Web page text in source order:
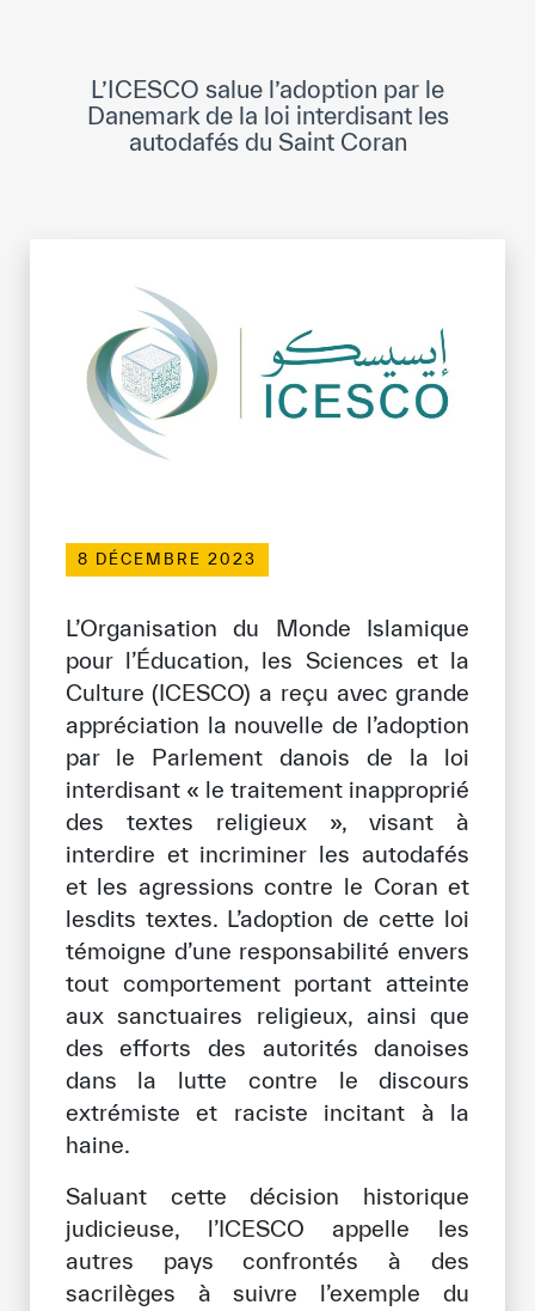
Normes Internationales de Qualité et
d’Excellence
Secrétariat Général
Partenariats
Notre impact
Musées et Expositions
Actualités et événements
Communiqués de presse
Événements
Réseaux Sociaux de l’ICESCO
Contact
Contact
Bureaux de l’ICESCO
S’engager
Notre méthode de travail
S’engager
Rejoignez la famille de l’ICESCO
Pour les fournisseurs
Devenir partenaire
L’ICESCO salue l’adoption par le
Danemark de la loi interdisant les
autodafés du Saint Coran
8 DÉCEMBRE 2023
L’Organisation du Monde Islamique
pour l’Éducation, les Sciences et la
Culture (ICESCO) a reçu avec grande
appréciation la nouvelle de l’adoption
par le Parlement danois de la loi
interdisant « le traitement inapproprié
des textes religieux », visant à
interdire et incriminer les autodafés
et les agressions contre le Coran et
lesdits textes. L’adoption de cette loi
témoigne d’une responsabilité envers
tout comportement portant atteinte
aux sanctuaires religieux, ainsi que
des efforts des autorités danoises
dans la lutte contre le discours
extrémiste et raciste incitant à la
haine.
Saluant cette décision historique
judicieuse, l’ICESCO appelle les
autres pays confrontés à des
sacrilèges à suivre l’exemple du